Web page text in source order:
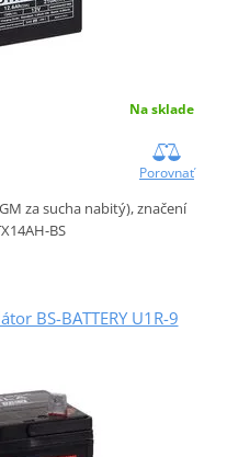
Na sklade
Porovnať
za sucha nabitý), značení
BS
BS-BATTERY U1R-9